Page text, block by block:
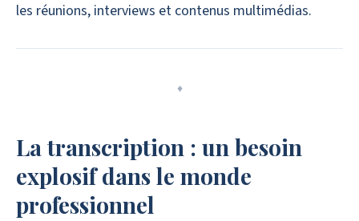
les réunions, interviews et contenus multimédias.
♦
La transcription : un besoin
explosif dans le monde
professionnel